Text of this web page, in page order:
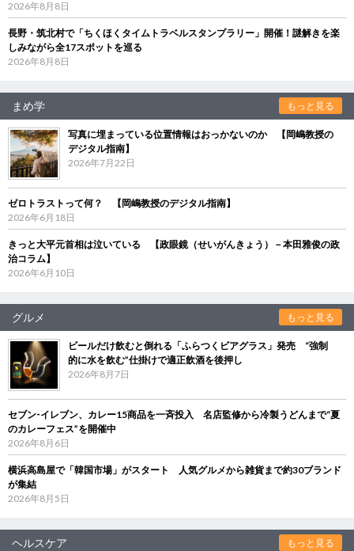
2026年8月8日
長野・筑北村で「ちくほくタイムトラベルスタンプラリー」開催！謎解きを楽
しみながら全17スポットを巡る
2026年8月8日
まめ学 もっと見る
写真に埋まっている位置情報はおっかないのか 【岡嶋教授の
デジタル指南】
2026年7月22日
ゼロトラストって何？ 【岡嶋教授のデジタル指南】
2026年6月18日
きっと大平元首相は泣いている 【政眼鏡（せいがんきょう）－本田雅俊の政
治コラム】
2026年6月10日
グルメ もっと見る
ビールだけ飲むと倒れる「ふらつくビアグラス」発売 “強制
的に水を飲む”仕掛けで適正飲酒を後押し
2026年8月7日
セブン‐イレブン、カレー15商品を一斉投入 名店監修から冷製うどんまで“夏
のカレーフェス”を開催中
2026年8月6日
横浜高島屋で「韓国市場」がスタート 人気グルメから雑貨まで約30ブランド
が集結
2026年8月5日
ヘルスケア もっと見る